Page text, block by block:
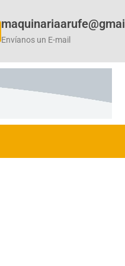
Envíanos un E-mail